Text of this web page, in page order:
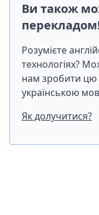
Ви також
Розумієте
технологіях?
нам зробити цю
українською
Як долучитися?